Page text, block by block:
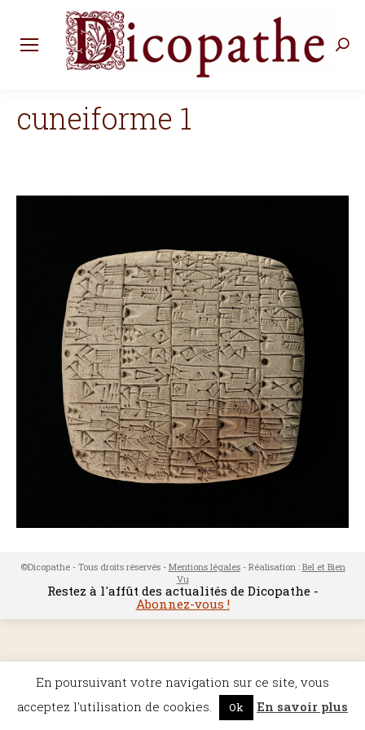
cuneiforme 1
©Dicopathe - Tous droits réservés - Mentions légales- Réalisation : Bel et Bien
Vu
Restez à l'affût des actualités de Dicopathe -
Abonnez-vous !
En poursuivant votre navigation sur ce site, vous
acceptez l'utilisation de cookies.
Ok En savoir plus